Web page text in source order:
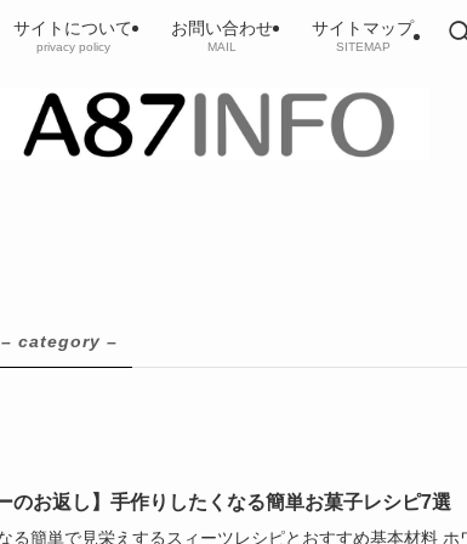
サイトについて
privacy policy
お問い合わせ
MAIL
サイトマップ
SITEMAP
– category –
のお返し】手作りしたくなる簡単お菓子レシピ7選
る簡単で見栄えするスィーツレシピとおすすめ基本材料 ホ